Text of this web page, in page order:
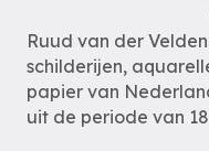
Ruud van der
schilderijen,
papier van
uit de periode van